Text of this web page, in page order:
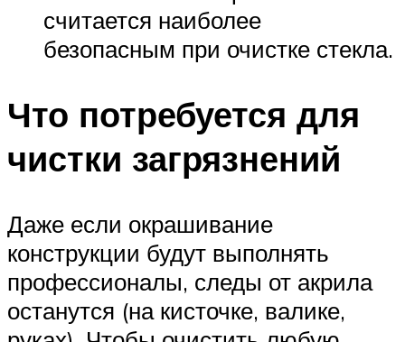
считается наиболее
безопасным при очистке стекла.
Что потребуется для
чистки загрязнений
Даже если окрашивание
конструкции будут выполнять
профессионалы, следы от акрила
останутся (на кисточке, валике,